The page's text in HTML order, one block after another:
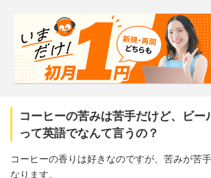
コーヒーの苦みは苦手だけど、ビー
って英語でなんて言うの？
コーヒーの香りは好きなのですが、苦みが苦
なります。